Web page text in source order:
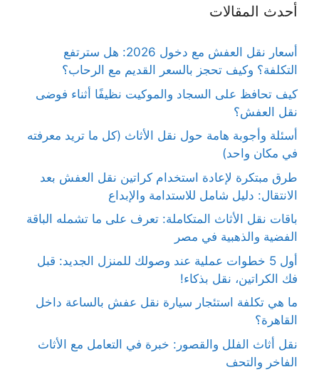
أحدث المقالات
أسعار نقل العفش مع دخول 2026: هل سترتفع
التكلفة؟ وكيف تحجز بالسعر القديم مع الرحاب؟
كيف تحافظ على السجاد والموكيت نظيفًا أثناء فوضى
نقل العفش؟
أسئلة وأجوبة هامة حول نقل الأثاث (كل ما تريد معرفته
في مكان واحد)
طرق مبتكرة لإعادة استخدام كراتين نقل العفش بعد
الانتقال: دليل شامل للاستدامة والإبداع
باقات نقل الأثاث المتكاملة: تعرف على ما تشمله الباقة
الفضية والذهبية في مصر
أول 5 خطوات عملية عند وصولك للمنزل الجديد: قبل
فك الكراتين، نقل بذكاء!
ما هي تكلفة استئجار سيارة نقل عفش بالساعة داخل
القاهرة؟
نقل أثاث الفلل والقصور: خبرة في التعامل مع الأثاث
الفاخر والتحف